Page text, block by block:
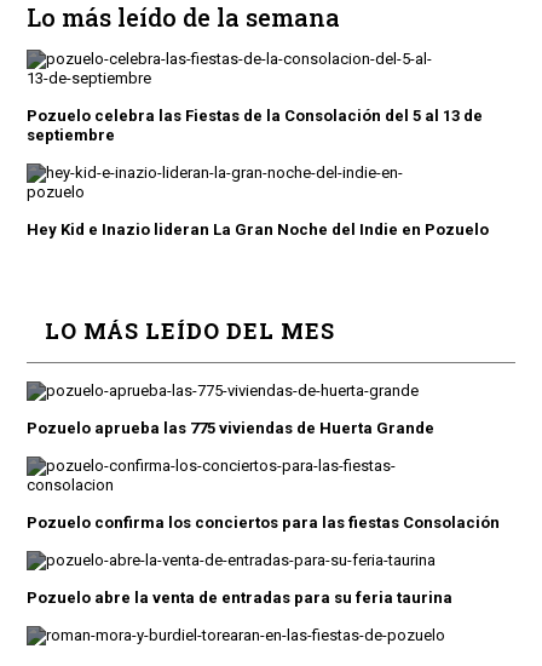
Lo más leído de la semana
Pozuelo celebra las Fiestas de la Consolación del 5 al 13 de
septiembre
Hey Kid e Inazio lideran La Gran Noche del Indie en Pozuelo
LO MÁS LEÍDO DEL MES
Pozuelo aprueba las 775 viviendas de Huerta Grande
Pozuelo confirma los conciertos para las fiestas Consolación
Pozuelo abre la venta de entradas para su feria taurina